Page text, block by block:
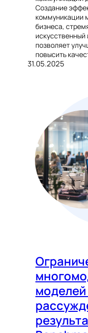
Создание
коммуникации
бизнеса,
искусственный
позволяет
повысить
31.05.2025